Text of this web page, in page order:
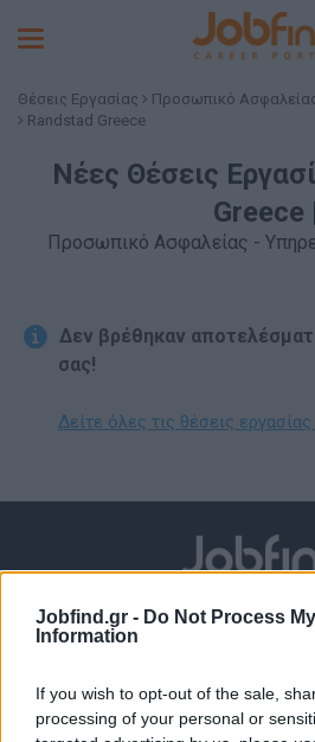
Jobfind.gr - Do Not Process
Information
If you wish to opt-out of the sale,
processing of your personal or
Toggle
Θέσεις Εργασίας
Προσωπικό
Randstad Greece
Νέες Θέσεις
Greece |
Προσωπικό Ασφαλείας -
Δεν βρέθηκαν
σας!
Δείτε όλες τις θέσεις